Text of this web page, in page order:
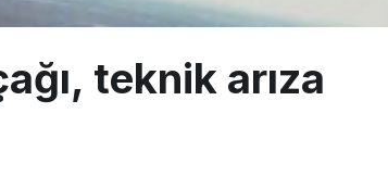
teknik arıza